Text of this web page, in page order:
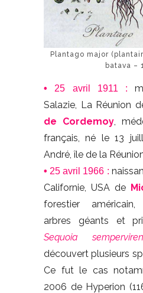
Plantago major
batava –
• 25 avril 1911 :
Salazie, La Réunion
de Cordemoy,
français, né le 13
André, île de la
• 25 avril 1966 :
Californie, USA de
forestier
arbres géants et
Sequoia
découvert plusieurs
Ce fut le cas
2006 de Hyperion